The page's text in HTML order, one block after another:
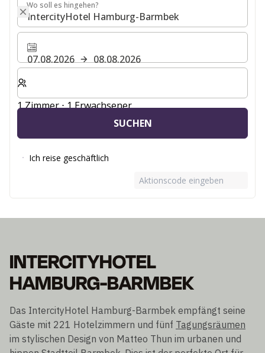
Wo soll es hingehen?
Wo soll es hingehen?
07.08.2026
08.08.2026
Wählen Sie die Anzahl der Zimmer und Gäste für Ihren
1 Zimmer ⋅ 1 Erwachsener
SUCHEN
Ich reise geschäftlich
Aktionscode eingeben
INTERCITYHOTEL
HAMBURG-BARMBEK
Das IntercityHotel Hamburg-Barmbek empfängt seine
Gäste mit 221 Hotelzimmern und fünf Tagungsräumen
im stylischen Design von Matteo Thun im urbanen und